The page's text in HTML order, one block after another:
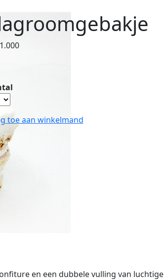
toe aan winkelmand
en een dubbele vulling van luchtige